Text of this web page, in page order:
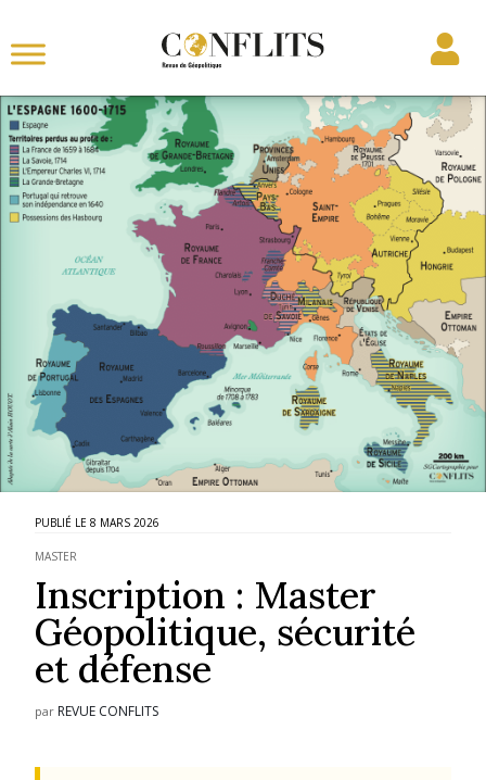
8 MARS 2026
MASTER
Inscription : Master
Géopolitique, sécurité
et défense
par REVUE CONFLITS